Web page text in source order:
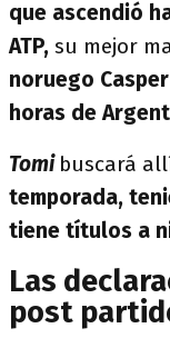
que ascendió
ATP, su mejor
noruego
horas de
Tomi buscará
temporada,
tiene títulos a
Las
post